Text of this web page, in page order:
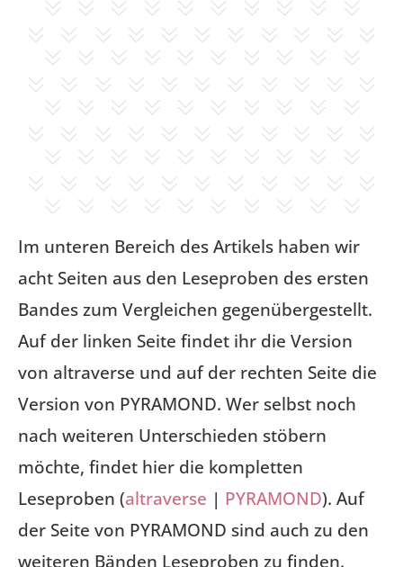
Im unteren Bereich des Artikels haben wir
acht Seiten aus den Leseproben des ersten
Bandes zum Vergleichen gegenübergestellt.
Auf der linken Seite findet ihr die Version
von altraverse und auf der rechten Seite die
Version von PYRAMOND. Wer selbst noch
nach weiteren Unterschieden stöbern
möchte, findet hier die kompletten
Leseproben (altraverse | PYRAMOND). Auf
der Seite von PYRAMOND sind auch zu den
weiteren Bänden Leseproben zu finden.